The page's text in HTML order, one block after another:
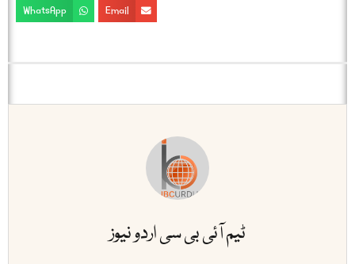
Email
WhatsApp
ٹیم آئی بی سی اردو نیوز